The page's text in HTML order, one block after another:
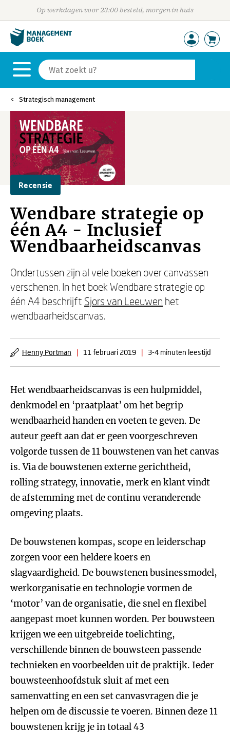
Op werkdagen voor 23:00 besteld, morgen in huis
Strategisch management
Recensie
Wendbare strategie op
één A4 - Inclusief
Wendbaarheidscanvas
Ondertussen zijn al vele boeken over canvassen
verschenen. In het boek Wendbare strategie op
één A4 beschrijft Sjors van Leeuwen het
wendbaarheidscanvas.
Henny Portman | 11 februari 2019 | 3-4 minuten leestijd
Het wendbaarheidscanvas is een hulpmiddel,
denkmodel en ‘praatplaat’ om het begrip
wendbaarheid handen en voeten te geven. De
auteur geeft aan dat er geen voorgeschreven
volgorde tussen de 11 bouwstenen van het canvas
is. Via de bouwstenen externe gerichtheid,
rolling strategy, innovatie, merk en klant vindt
de afstemming met de continu veranderende
omgeving plaats.
De bouwstenen kompas, scope en leiderschap
zorgen voor een heldere koers en
slagvaardigheid. De bouwstenen businessmodel,
werkorganisatie en technologie vormen de
‘motor’ van de organisatie, die snel en flexibel
aangepast moet kunnen worden. Per bouwsteen
krijgen we een uitgebreide toelichting,
verschillende binnen de bouwsteen passende
technieken en voorbeelden uit de praktijk. Ieder
bouwsteenhoofdstuk sluit af met een
samenvatting en een set canvasvragen die je
helpen om de discussie te voeren. Binnen deze 11
bouwstenen krijg je in totaal 43